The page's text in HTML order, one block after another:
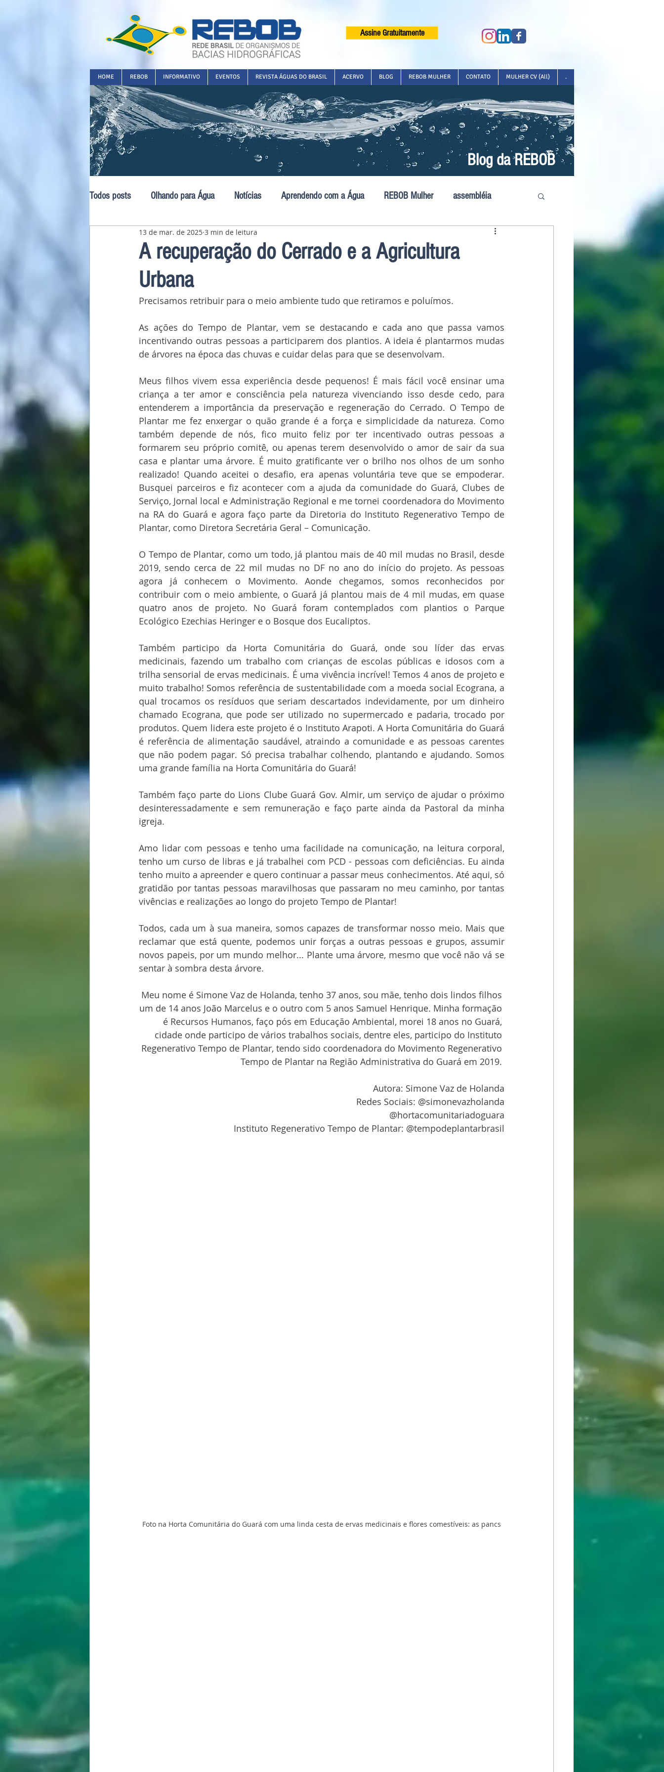
Assine Gratuitamente
HOME REBOB INFORMATIVO EVENTOS REVISTA ÁGUAS DO BRASIL ACERVO BLOG REBOB MULHER CONTATO MULHER CV (All) .
Blog da REBOB
Todos posts Olhando para Água Notícias Aprendendo com a Água REBOB Mulher assembléia
Pavilhão Latino-Americano
A recuperação do Cerrado e a Agricultura
Urbana
13 de mar. de 2025 3 min de leitura
Precisamos retribuir para o meio ambiente tudo que retiramos e poluímos.
As ações do Tempo de Plantar, vem se destacando e cada ano que passa vamos
incentivando outras pessoas a participarem dos plantios. A ideia é plantarmos mudas
de árvores na época das chuvas e cuidar delas para que se desenvolvam.
Meus filhos vivem essa experiência desde pequenos! É mais fácil você ensinar uma
criança a ter amor e consciência pela natureza vivenciando isso desde cedo, para
entenderem a importância da preservação e regeneração do Cerrado. O Tempo de
Plantar me fez enxergar o quão grande é a força e simplicidade da natureza. Como
também depende de nós, fico muito feliz por ter incentivado outras pessoas a
formarem seu próprio comitê, ou apenas terem desenvolvido o amor de sair da sua
casa e plantar uma árvore. É muito gratificante ver o brilho nos olhos de um sonho
realizado! Quando aceitei o desafio, era apenas voluntária teve que se empoderar.
Busquei parceiros e fiz acontecer com a ajuda da comunidade do Guará, Clubes de
Serviço, Jornal local e Administração Regional e me tornei coordenadora do Movimento
na RA do Guará e agora faço parte da Diretoria do Instituto Regenerativo Tempo de
Plantar, como Diretora Secretária Geral – Comunicação.
O Tempo de Plantar, como um todo, já plantou mais de 40 mil mudas no Brasil, desde
2019, sendo cerca de 22 mil mudas no DF no ano do início do projeto. As pessoas
agora já conhecem o Movimento. Aonde chegamos, somos reconhecidos por
contribuir com o meio ambiente, o Guará já plantou mais de 4 mil mudas, em quase
quatro anos de projeto. No Guará foram contemplados com plantios o Parque
Ecológico Ezechias Heringer e o Bosque dos Eucaliptos.
Também participo da Horta Comunitária do Guará, onde sou líder das ervas
medicinais, fazendo um trabalho com crianças de escolas públicas e idosos com a
trilha sensorial de ervas medicinais. É uma vivência incrível! Temos 4 anos de projeto e
muito trabalho! Somos referência de sustentabilidade com a moeda social Ecograna, a
qual trocamos os resíduos que seriam descartados indevidamente, por um dinheiro
chamado Ecograna, que pode ser utilizado no supermercado e padaria, trocado por
produtos. Quem lidera este projeto é o Instituto Arapoti. A Horta Comunitária do Guará
é referência de alimentação saudável, atraindo a comunidade e as pessoas carentes
que não podem pagar. Só precisa trabalhar colhendo, plantando e ajudando. Somos
uma grande família na Horta Comunitária do Guará!
Também faço parte do Lions Clube Guará Gov. Almir, um serviço de ajudar o próximo
desinteressadamente e sem remuneração e faço parte ainda da Pastoral da minha
igreja.
Amo lidar com pessoas e tenho uma facilidade na comunicação, na leitura corporal,
tenho um curso de libras e já trabalhei com PCD - pessoas com deficiências. Eu ainda
tenho muito a apreender e quero continuar a passar meus conhecimentos. Até aqui, só
gratidão por tantas pessoas maravilhosas que passaram no meu caminho, por tantas
vivências e realizações ao longo do projeto Tempo de Plantar!
Todos, cada um à sua maneira, somos capazes de transformar nosso meio. Mais que
reclamar que está quente, podemos unir forças a outras pessoas e grupos, assumir
novos papeis, por um mundo melhor... Plante uma árvore, mesmo que você não vá se
sentar à sombra desta árvore.
Meu nome é Simone Vaz de Holanda, tenho 37 anos, sou mãe, tenho dois lindos filhos
um de 14 anos João Marcelus e o outro com 5 anos Samuel Henrique. Minha formação
é Recursos Humanos, faço pós em Educação Ambiental, morei 18 anos no Guará,
cidade onde participo de vários trabalhos sociais, dentre eles, participo do Instituto
Regenerativo Tempo de Plantar, tendo sido coordenadora do Movimento Regenerativo
Tempo de Plantar na Região Administrativa do Guará em 2019.
Autora: Simone Vaz de Holanda
Redes Sociais: @simonevazholanda
@hortacomunitariadoguara
Instituto Regenerativo Tempo de Plantar: @tempodeplantarbrasil
Foto na Horta Comunitária do Guará com uma linda cesta de ervas medicinais e flores comestíveis: as pancs